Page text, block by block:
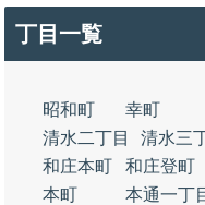
丁目一覧
昭和町 幸町
清水二丁目
清水三
和庄本町
和庄登町
本町
本通一丁